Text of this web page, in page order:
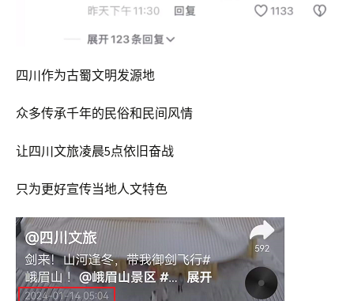
四川作为古蜀文明发源地
众多传承千年的民俗和民间风情
让四川文旅凌晨5点依旧奋战
只为更好宣传当地人文特色